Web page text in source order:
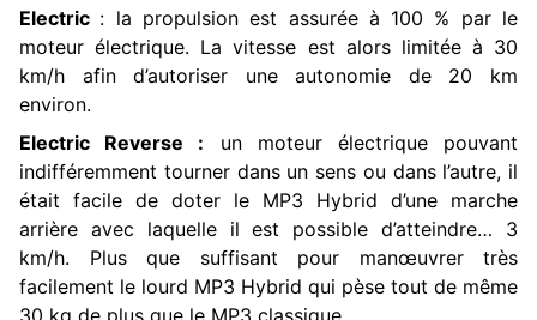
Electric : la propulsion est assurée à 100 % par le
moteur électrique. La vitesse est alors limitée à 30
km/h afin d’autoriser une autonomie de 20 km
environ.
Electric Reverse : un moteur électrique pouvant
indifféremment tourner dans un sens ou dans l’autre, il
était facile de doter le MP3 Hybrid d’une marche
arrière avec laquelle il est possible d’atteindre… 3
km/h. Plus que suffisant pour manœuvrer très
facilement le lourd MP3 Hybrid qui pèse tout de même